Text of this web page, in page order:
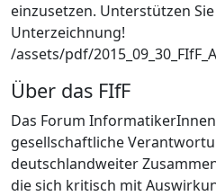
einzusetzen. Unterstützen
Unterzeichnung!
/assets/pdf/
Über das FIfF
Das Forum
gesellschaftliche
deutschlandweiter
die sich kritisch mit